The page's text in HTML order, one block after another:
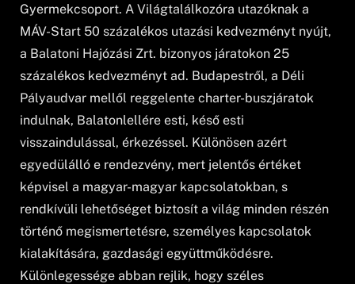
Gyermekcsoport. A Világtalálkozóra utazóknak a
MÁV-Start 50 százalékos utazási kedvezményt nyújt,
a Balatoni Hajózási Zrt. bizonyos járatokon 25
százalékos kedvezményt ad. Budapestről, a Déli
Pályaudvar mellől reggelente charter-buszjáratok
indulnak, Balatonlellére esti, késő esti
visszaindulással, érkezéssel. Különösen azért
egyedülálló e rendezvény, mert jelentős értéket
képvisel a magyar-magyar kapcsolatokban, s
rendkívüli lehetőséget biztosít a világ minden részén
történő megismertetésre, személyes kapcsolatok
kialakítására, gazdasági együttműködésre.
Különlegessége abban rejlik, hogy széles